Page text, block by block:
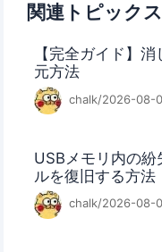
関連トピックス
【完全ガイド】
元方法
chalk/2026-08-
USBメモリ内の紛
ルを復旧する方法
chalk/2026-08-